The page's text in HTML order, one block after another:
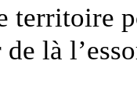
territoire
là